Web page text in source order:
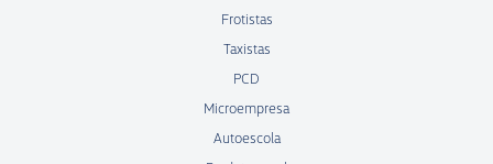
Frotistas
Taxistas
PCD
Microempresa
Autoescola